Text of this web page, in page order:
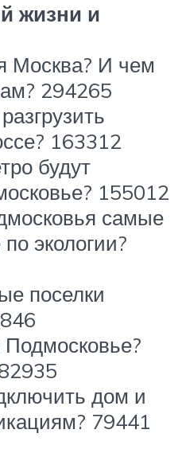
жизни и
Москва? И чем
294265
163312
будут
155012
самые
экологии?
поселки
дом и
79441